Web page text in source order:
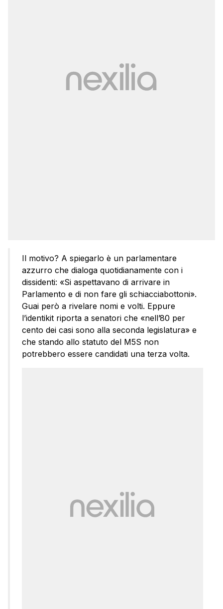
Il motivo? A spiegarlo è un parlamentare
azzurro che dialoga quotidianamente con i
dissidenti: «Si aspettavano di arrivare in
Parlamento e di non fare gli schiacciabottoni».
Guai però a rivelare nomi e volti. Eppure
l’identikit riporta a senatori che «nell’80 per
cento dei casi sono alla seconda legislatura» e
che stando allo statuto del M5S non
potrebbero essere candidati una terza volta.